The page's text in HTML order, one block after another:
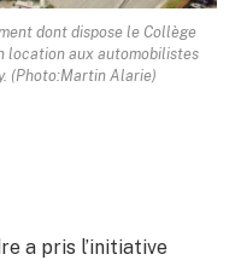
dont dispose le Collège
location aux automobilistes
(Photo:Martin Alarie)
a pris l’initiative